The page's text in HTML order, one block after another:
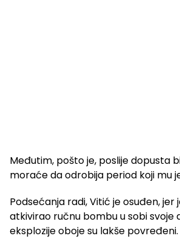
Međutim, pošto je, poslije dopusta
moraće da odrobija period koji mu
Podsećanja radi, Vitić je osuđen,
atkivirao ručnu bombu u sobi svoje
eksplozije oboje su lakše povređeni.